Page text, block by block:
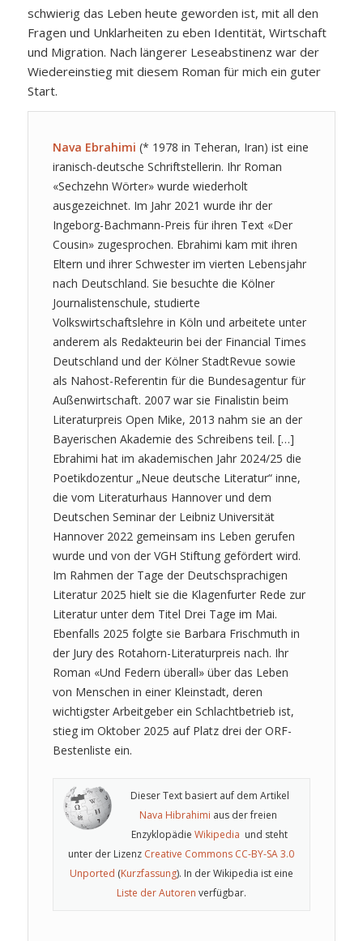
schwierig das Leben heute geworden ist, mit all den
Fragen und Unklarheiten zu eben Identität, Wirtschaft
und Migration. Nach längerer Leseabstinenz war der
Wiedereinstieg mit diesem Roman für mich ein guter
Start.
Nava Ebrahimi (* 1978 in Teheran, Iran) ist eine
iranisch-deutsche Schriftstellerin. Ihr Roman
«Sechzehn Wörter» wurde wiederholt
ausgezeichnet. Im Jahr 2021 wurde ihr der
Ingeborg-Bachmann-Preis für ihren Text «Der
Cousin» zugesprochen. Ebrahimi kam mit ihren
Eltern und ihrer Schwester im vierten Lebensjahr
nach Deutschland. Sie besuchte die Kölner
Journalistenschule, studierte
Volkswirtschaftslehre in Köln und arbeitete unter
anderem als Redakteurin bei der Financial Times
Deutschland und der Kölner StadtRevue sowie
als Nahost-Referentin für die Bundesagentur für
Außenwirtschaft. 2007 war sie Finalistin beim
Literaturpreis Open Mike, 2013 nahm sie an der
Bayerischen Akademie des Schreibens teil. […]
Ebrahimi hat im akademischen Jahr 2024/25 die
Poetikdozentur „Neue deutsche Literatur“ inne,
die vom Literaturhaus Hannover und dem
Deutschen Seminar der Leibniz Universität
Hannover 2022 gemeinsam ins Leben gerufen
wurde und von der VGH Stiftung gefördert wird.
Im Rahmen der Tage der Deutschsprachigen
Literatur 2025 hielt sie die Klagenfurter Rede zur
Literatur unter dem Titel Drei Tage im Mai.
Ebenfalls 2025 folgte sie Barbara Frischmuth in
der Jury des Rotahorn-Literaturpreis nach. Ihr
Roman «Und Federn überall» über das Leben
von Menschen in einer Kleinstadt, deren
wichtigster Arbeitgeber ein Schlachtbetrieb ist,
stieg im Oktober 2025 auf Platz drei der ORF-
Bestenliste ein.
Dieser Text basiert auf dem Artikel
Nava Hibrahimi aus der freien
EnzyklopädieWikipedia und steht
unter der Lizenz Creative Commons CC-BY-SA 3.0
Unported (Kurzfassung). In der Wikipedia ist eine
Liste der Autoren verfügbar.